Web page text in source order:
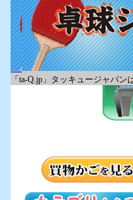
「ta-Q.jp」タッキュージャパ